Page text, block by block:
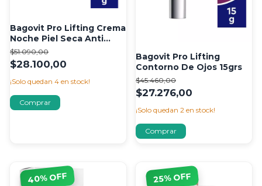
Bagovit Pro Lifting Crema
Noche Piel Seca Anti
Arrugas 55g
$28.100,00
$51.090,00
¡Solo quedan 4 en stock!
Bagovit Pro Lifting
Contorno De Ojos 15grs
$27.276,00
$45.460,00
¡Solo quedan 2 en stock!
40% OFF 25% OFF